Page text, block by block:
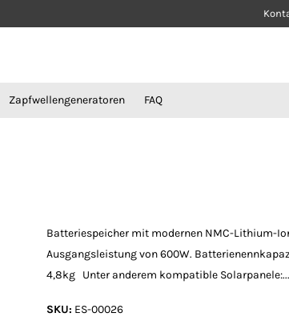
Zapfwellengeneratoren FAQ
Batteriespeicher mit modernen NMC-Lithium-
Ausgangsleistung von 600W.
4,8kg Unter anderem kompatible Solarpanele:...
SKU: ES-00026